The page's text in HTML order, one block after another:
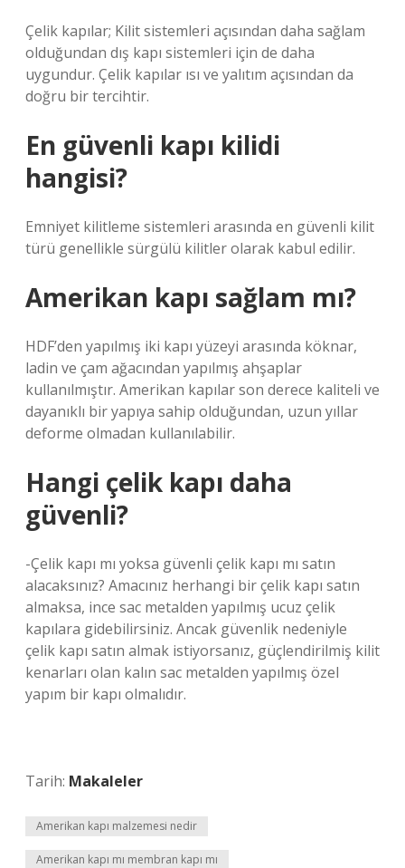
Çelik kapılar; Kilit sistemleri açısından daha sağlam
olduğundan dış kapı sistemleri için de daha
uygundur. Çelik kapılar ısı ve yalıtım açısından da
doğru bir tercihtir.
En güvenli kapı kilidi
hangisi?
Emniyet kilitleme sistemleri arasında en güvenli kilit
türü genellikle sürgülü kilitler olarak kabul edilir.
Amerikan kapı sağlam mı?
HDF’den yapılmış iki kapı yüzeyi arasında köknar,
ladin ve çam ağacından yapılmış ahşaplar
kullanılmıştır. Amerikan kapılar son derece kaliteli ve
dayanıklı bir yapıya sahip olduğundan, uzun yıllar
deforme olmadan kullanılabilir.
Hangi çelik kapı daha
güvenli?
-Çelik kapı mı yoksa güvenli çelik kapı mı satın
alacaksınız? Amacınız herhangi bir çelik kapı satın
almaksa, ince sac metalden yapılmış ucuz çelik
kapılara gidebilirsiniz. Ancak güvenlik nedeniyle
çelik kapı satın almak istiyorsanız, güçlendirilmiş kilit
kenarları olan kalın sac metalden yapılmış özel
yapım bir kapı olmalıdır.
Tarih: Makaleler
Amerikan kapı malzemesi nedir
Amerikan kapı mı membran kapı mı